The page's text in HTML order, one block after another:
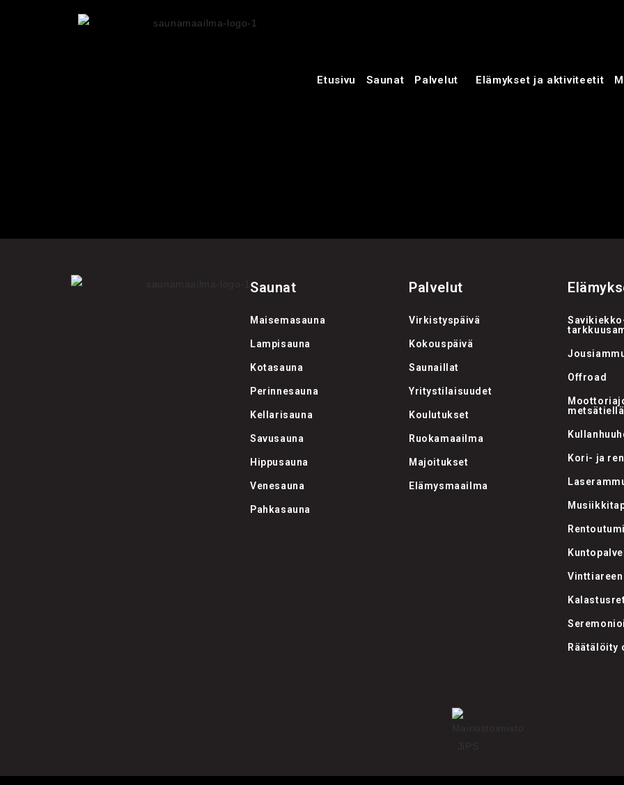
Etusivu Saunat Palvelut Elämykset ja aktiviteetit
Saunat
Maisemasauna
Lampisauna
Kotasauna
Perinnesauna
Kellarisauna
Savusauna
Hippusauna
Venesauna
Pahkasauna
Palvelut
Virkistyspäivä
Kokouspäivä
Saunaillat
Yritystilaisuudet
Koulutukset
Ruokamaailma
Majoitukset
Elämysmaailma
Offroad
metsätiellä
Kori- ja
Räätälöity